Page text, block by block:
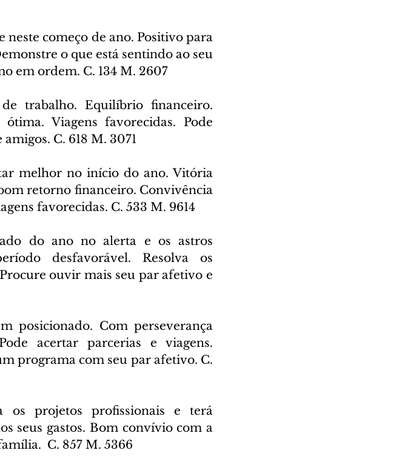
começo de ano. Positivo para
o que está sentindo ao seu
em ordem. C. 134 M. 2607
trabalho. Equilíbrio financeiro.
Viagens favorecidas. Pode
C. 618 M. 3071
melhor no início do ano. Vitória
retorno financeiro. Convivência
favorecidas. C. 533 M. 9614
do ano no alerta e os astros
desfavorável. Resolva os
ouvir mais seu par afetivo e
posicionado. Com perseverança
acertar parcerias e viagens.
programa com seu par afetivo. C.
os projetos profissionais e terá
seus gastos. Bom convívio com a
C. 857 M. 5366